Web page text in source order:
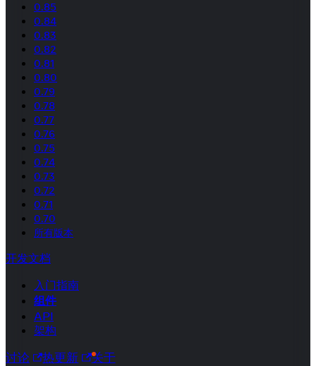
0.85
0.84
0.83
0.82
0.81
0.80
0.79
0.78
0.77
0.76
0.75
0.74
0.73
0.72
0.71
0.70
所有版本
开发文档
入门指南
组件
API
架构
讨论 热更新 关于